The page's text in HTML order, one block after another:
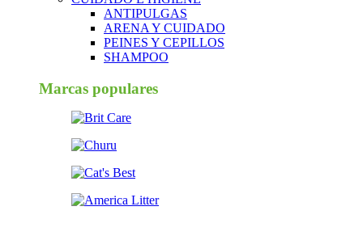
ANTIPULGAS
ARENA Y CUIDADO
PEINES Y CEPILLOS
SHAMPOO
Marcas populares